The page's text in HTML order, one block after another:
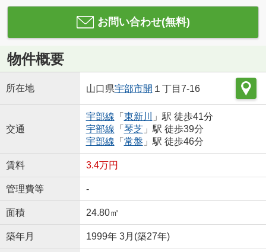
お問い合わせ(無料)
物件概要
所在地 山口県宇部市開 １丁目7-16
交通
宇部線 「 東新川
」駅 徒歩41分
宇部線 「 琴芝」駅 徒歩39分
宇部線 「 常盤 」駅 徒歩46分
賃料 3.4万円
管理費等 -
面積 24.80㎡
築年月 1999年 3月(築27年)